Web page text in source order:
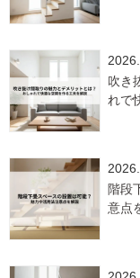
吹き
れで
階段
意点